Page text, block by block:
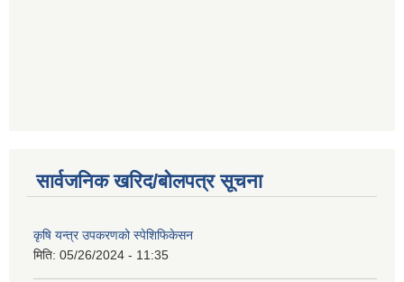
सार्वजनिक खरिद/बोलपत्र सूचना
कृषि यन्त्र उपकरणको स्पेशिफिकेसन
मिति: 05/26/2024 - 11:35